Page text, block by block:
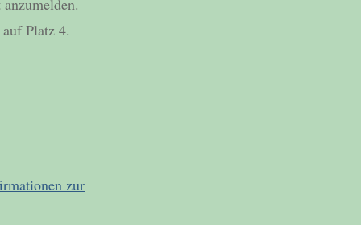
Platz 4.
zur